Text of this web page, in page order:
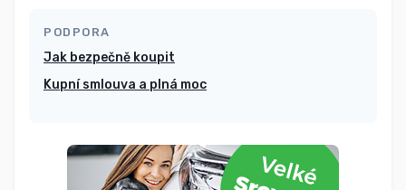
PODPORA
Jak bezpečně koupit
Kupní smlouva a plná moc